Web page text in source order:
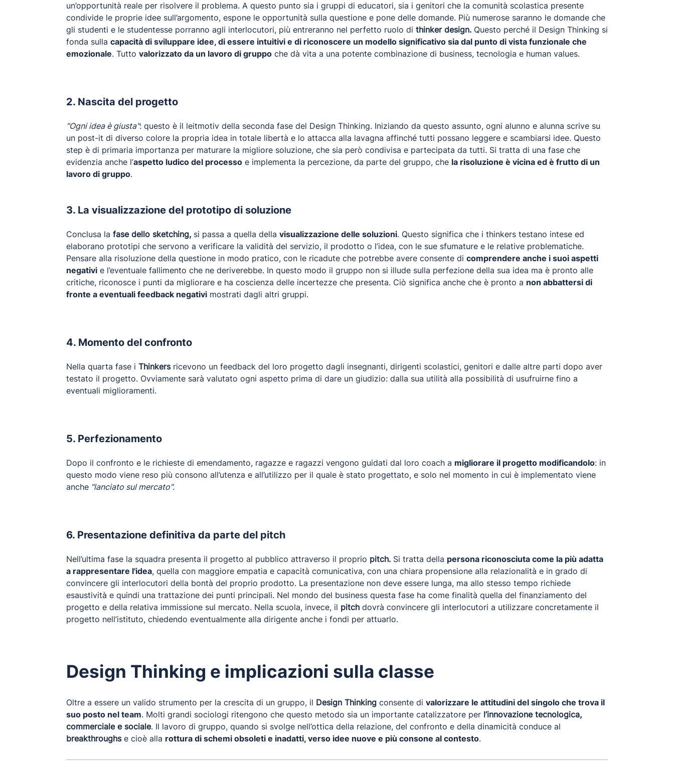
un’opportunità reale per risolvere il problema. A questo punto sia i gruppi di educatori, sia i genitori che la comunità scolastica presente
condivide le proprie idee sull’argomento, espone le opportunità sulla questione e pone delle domande. Più numerose saranno le domande che
gli studenti e le studentesse porranno agli interlocutori, più entreranno nel perfetto ruolo di thinker design. Questo perché il Design Thinking si
fonda sulla capacità di sviluppare idee, di essere intuitivi e di riconoscere un modello significativo sia dal punto di vista funzionale che
emozionale. Tutto valorizzato da un lavoro di gruppo che dà vita a una potente combinazione di business, tecnologia e human values.
2. Nascita del progetto
"Ogni idea è giusta": questo è il leitmotiv della seconda fase del Design Thinking. Iniziando da questo assunto, ogni alunno e alunna scrive su
un post-it di diverso colore la propria idea in totale libertà e lo attacca alla lavagna affinché tutti possano leggere e scambiarsi idee. Questo
step è di primaria importanza per maturare la migliore soluzione, che sia però condivisa e partecipata da tutti. Si tratta di una fase che
evidenzia anche l’aspetto ludico del processo e implementa la percezione, da parte del gruppo, che la risoluzione è vicina ed è frutto di un
lavoro di gruppo.
3. La visualizzazione del prototipo di soluzione
Conclusa la fase dello sketching, si passa a quella della visualizzazione delle soluzioni. Questo significa che i thinkers testano intese ed
elaborano prototipi che servono a verificare la validità del servizio, il prodotto o l’idea, con le sue sfumature e le relative problematiche.
Pensare alla risoluzione della questione in modo pratico, con le ricadute che potrebbe avere consente di comprendere anche i suoi aspetti
negativi e l’eventuale fallimento che ne deriverebbe. In questo modo il gruppo non si illude sulla perfezione della sua idea ma è pronto alle
critiche, riconosce i punti da migliorare e ha coscienza delle incertezze che presenta. Ciò significa anche che è pronto a non abbattersi di
fronte a eventuali feedback negativi mostrati dagli altri gruppi.
4. Momento del confronto
Nella quarta fase i Thinkersricevono un feedback del loro progetto dagli insegnanti, dirigenti scolastici, genitori e dalle altre parti dopo aver
testato il progetto. Ovviamente sarà valutato ogni aspetto prima di dare un giudizio: dalla sua utilità alla possibilità di usufruirne fino a
eventuali miglioramenti.
5. Perfezionamento
Dopo il confronto e le richieste di emendamento, ragazze e ragazzi vengono guidati dal loro coach a migliorare il progetto modificandolo: in
questo modo viene reso più consono all’utenza e all’utilizzo per il quale è stato progettato, e solo nel momento in cui è implementato viene
anche "lanciato sul mercato".
6. Presentazione definitiva da parte del pitch
Nell’ultima fase la squadra presenta il progetto al pubblico attraverso il proprio pitch. Si tratta della persona riconosciuta come la più adatta
a rappresentare l'idea, quella con maggiore empatia e capacità comunicativa, con una chiara propensione alla relazionalità e in grado di
convincere gli interlocutori della bontà del proprio prodotto. La presentazione non deve essere lunga, ma allo stesso tempo richiede
esaustività e quindi una trattazione dei punti principali. Nel mondo del business questa fase ha come finalità quella del finanziamento del
progetto e della relativa immissione sul mercato. Nella scuola, invece, il pitch dovrà convincere gli interlocutori a utilizzare concretamente il
progetto nell’istituto, chiedendo eventualmente alla dirigente anche i fondi per attuarlo.
Design Thinking e implicazioni sulla classe
Oltre a essere un valido strumento per la crescita di un gruppo, il Design Thinking consente di valorizzare le attitudini del singolo che trova il
suo posto nel team. Molti grandi sociologi ritengono che questo metodo sia un importante catalizzatore per l’innovazione tecnologica,
commerciale e sociale. Il lavoro di gruppo, quando si svolge nell’ottica della relazione, del confronto e della dinamicità conduce al
breakthroughse cioè alla rottura di schemi obsoleti e inadatti, verso idee nuove e più consone al contesto.